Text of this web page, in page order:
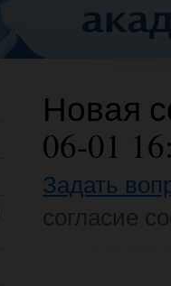
Новая
06-01
Задать